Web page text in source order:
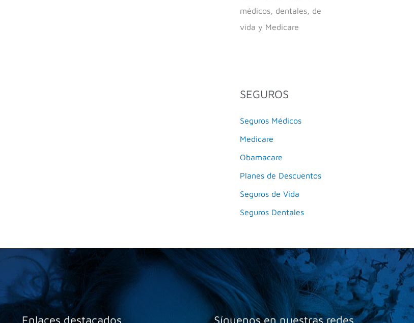
médicos, dentales, de
vida y Medicare
SEGUROS
Seguros Médicos
Medicare
Obamacare
Planes de Descuentos
Seguros de Vida
Seguros Dentales
Enlaces destacados Síguenos en nuestras redes